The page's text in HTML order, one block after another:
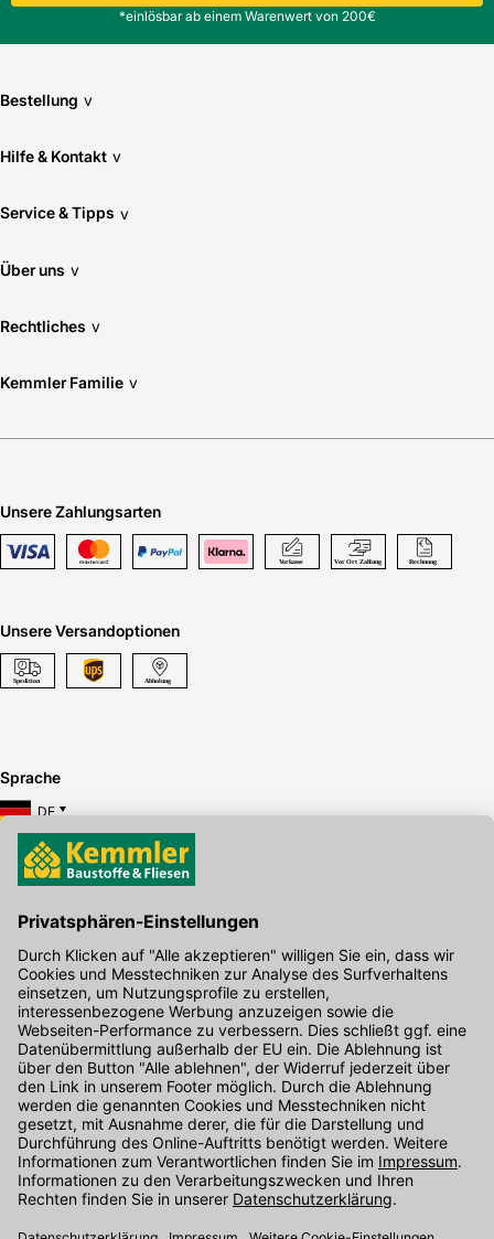
*einlösbar ab einem Warenwert von 200€
Bestellung v
Hilfe & Kontakt v
Service & Tipps v
Über uns v
Rechtliches v
Kemmler Familie v
Unsere Zahlungsarten
Unsere Versandoptionen
Sprache
DE
Hier gibt's die kostenlose App
Kontakt
Unser Onlineshop Team ist montags bis freitags von 08:00 - 17:00
Uhr unter der Telefonnummer07071 / 151-151für Sie erreichbar.
Alternativ können Sie unser Kontaktformular nutzen.
Den Kontakt direkt in unsere Niederlassungen finden Sie